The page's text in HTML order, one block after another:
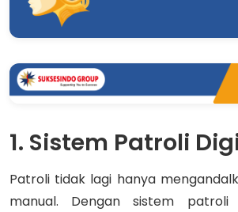
1. Sistem Patroli
Patroli tidak lagi hanya
manual. Dengan sistem patroli